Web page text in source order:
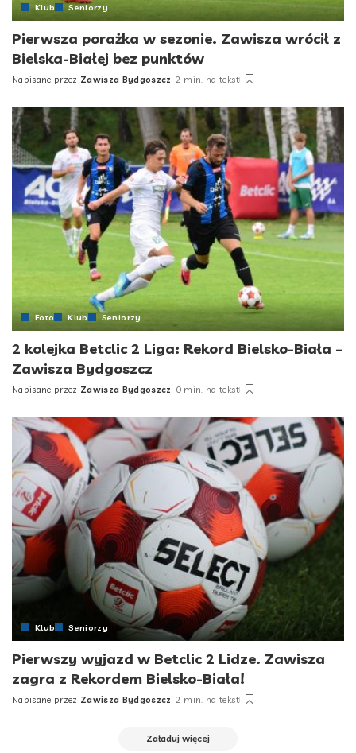
Klub Seniorzy
Pierwsza porażka w sezonie. Zawisza wrócił z
Bielska-Białej bez punktów
Posted
Napisane przez Zawisza Bydgoszcz 2 min. na tekst
Foto Klub Seniorzy
2 kolejka Betclic 2 Liga: Rekord Bielsko-Biała –
Zawisza Bydgoszcz
Posted
Napisane przez Zawisza Bydgoszcz 0 min. na tekst
Klub Seniorzy
Pierwszy wyjazd w Betclic 2 Lidze. Zawisza
zagra z Rekordem Bielsko-Biała!
Posted
Napisane przez Zawisza Bydgoszcz 2 min. na tekst
Załaduj więcej